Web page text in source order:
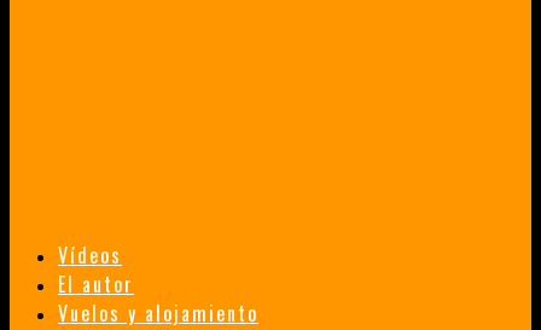
Vídeos
El autor
Vuelos y alojamiento